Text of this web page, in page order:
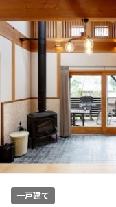
一戸建て